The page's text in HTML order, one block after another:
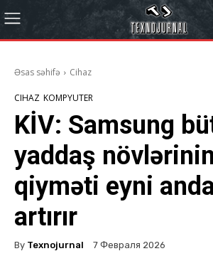
Əsas səhifə Cihaz
CIHAZ KOMPYUTER
KİV: Samsung
yaddaş növlərinin
qiyməti eyni
artırır
By Texnojurnal 7 Февраля 2026